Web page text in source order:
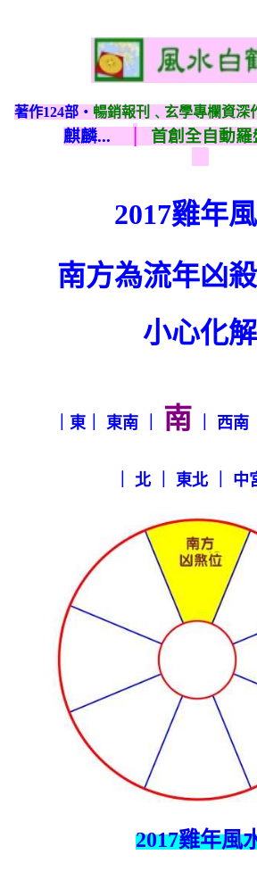
著作124部‧ 暢銷報刊﹑玄學專欄資深
麒麟...
| 首創全自動羅
2017雞年
南方為流年凶
小心化解
東｜ 東南｜ 南 西南
北 東北 中
2017雞年風